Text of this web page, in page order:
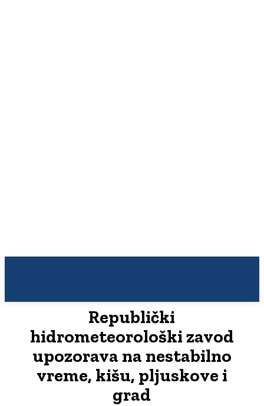
Republički
hidrometeorološki zavod
upozorava na nestabilno
vreme, kišu, pljuskove i
grad